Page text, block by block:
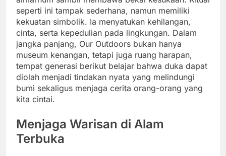
seperti ini tampak sederhana, namun memiliki
kekuatan simbolik. Ia menyatukan kehilangan,
cinta, serta kepedulian pada lingkungan. Dalam
jangka panjang, Our Outdoors bukan hanya
museum kenangan, tetapi juga ruang harapan,
tempat generasi berikut belajar bahwa duka dapat
diolah menjadi tindakan nyata yang melindungi
bumi sekaligus menjaga cerita orang-orang yang
kita cintai.
Menjaga Warisan di Alam
Terbuka